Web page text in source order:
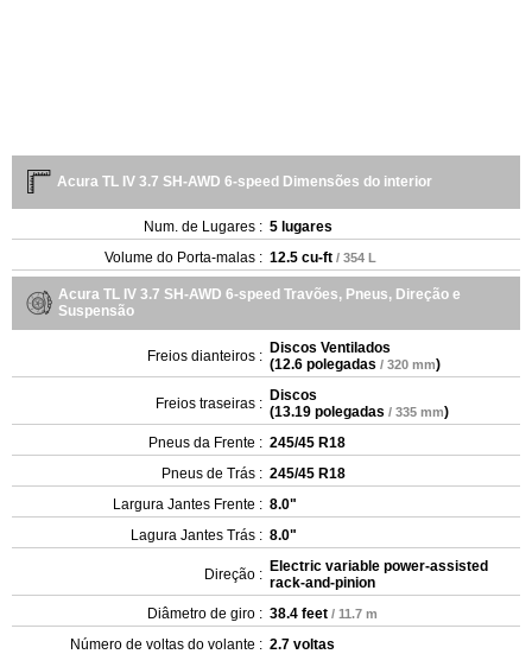
Acura TL IV 3.7 SH-AWD 6-speed Dimensões do interior
Num. de Lugares : 5 lugares
Volume do Porta-malas : 12.5 cu-ft / 354 L
Acura TL IV 3.7 SH-AWD 6-speed Travões, Pneus, Direção e
Suspensão
Freios dianteiros : Discos Ventilados
(12.6 polegadas / 320 mm)
Freios traseiras : Discos
(13.19 polegadas / 335 mm)
Pneus da Frente : 245/45 R18
Pneus de Trás : 245/45 R18
Largura Jantes Frente : 8.0"
Lagura Jantes Trás : 8.0"
Direção : Electric variable power-assisted
rack-and-pinion
Diâmetro de giro : 38.4 feet / 11.7 m
Número de voltas do volante : 2.7 voltas